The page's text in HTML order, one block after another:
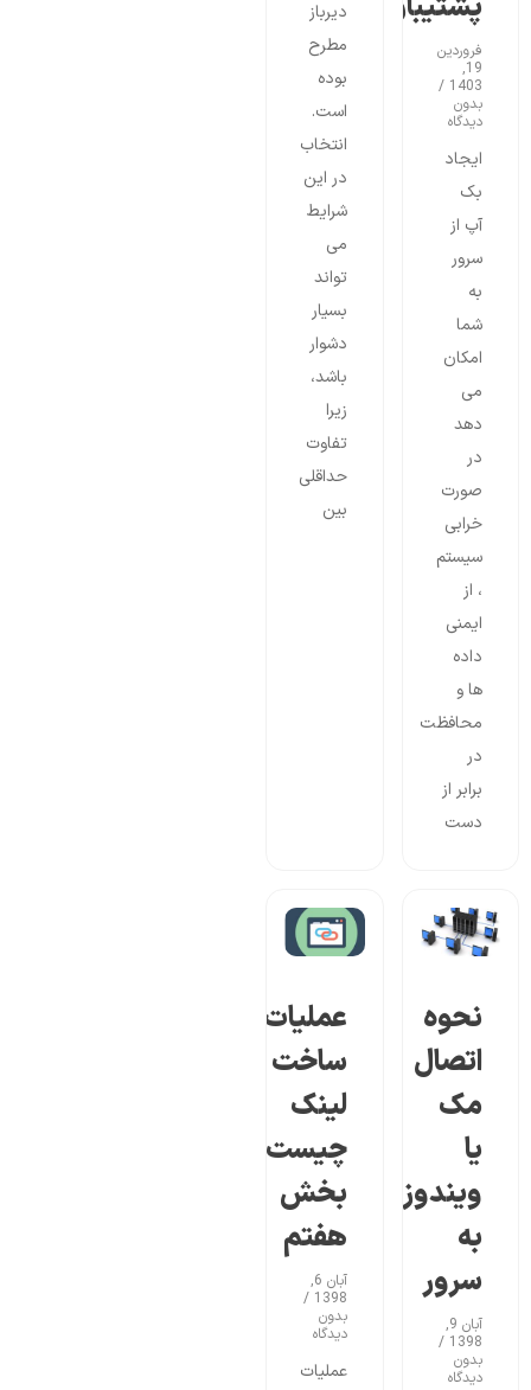
فروردین
1403
بدون
دیدگاه
ایجاد
بک
آپ از
سرور
به
شما
امکان
می
دهد
در
صورت
خرابی
سیستم
، از
ایمنی
داده
ها و
محافظت
در
برابر از
دست
دیرباز
مطرح
بوده
است.
انتخاب
در این
شرایط
می
تواند
بسیار
دشوار
باشد،
زیرا
تفاوت
حداقلی
بین
نحوه
اتصال
مک
یا
ویندوز
به
سرور
آبان 9,
1398
بدون
دیدگاه
عملیات
ساخت
لینک
چیست
بخش
هفتم
آبان 6,
1398
بدون
دیدگاه
عملیات